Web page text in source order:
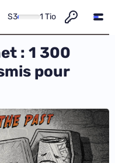
S3 1 Tio
: 1 300
pour